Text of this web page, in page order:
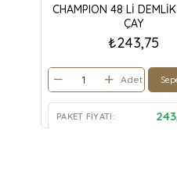
CHAMPION 48 Lİ
ÇAY
₺243,75
Adet
PAKET FIYATI: